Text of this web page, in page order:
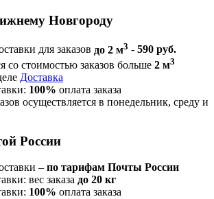
Новгороду
для заказов до 2 м3 - 590 руб.
со стоимостью заказов больше 2 м3
Доставка
100% оплата заказа
осуществляется в понедельник, среду и
России
– по тарифам Почты России
вес заказа до 20 кг
100% оплата заказа